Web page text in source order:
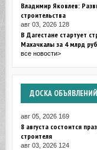
Владимир Яковлев:
строительства
авг 03, 2026 128
В Дагестане стартует
Махачкалы за 4 млрд
все новости>
ДОСКА ОБЪЯВЛЕНИЙ
авг 05, 2026 169
8 августа состоится
строителя
авг 03, 2026 124